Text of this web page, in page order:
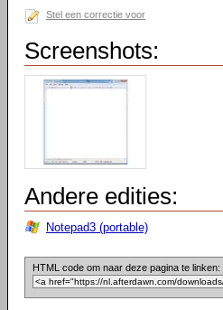
Stel een correctie voor
Screenshots:
Andere edities:
Notepad3 (portable)
HTML code om naar deze pagina te linken: